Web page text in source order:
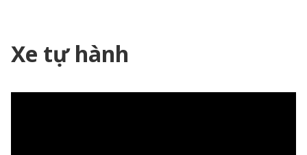
Xe tự hành